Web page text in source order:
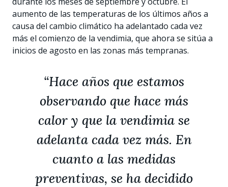
aumento de las temperaturas de los últimos años a
causa del cambio climático ha adelantado cada vez
más el comienzo de la vendimia, que ahora se sitúa a
inicios de agosto en las zonas más tempranas.
“Hace años que estamos
observando que hace más
calor y que la vendimia se
adelanta cada vez más. En
cuanto a las medidas
preventivas, se ha decidido